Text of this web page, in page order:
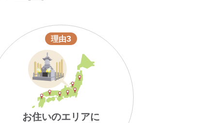
理由3
お住いのエリアに